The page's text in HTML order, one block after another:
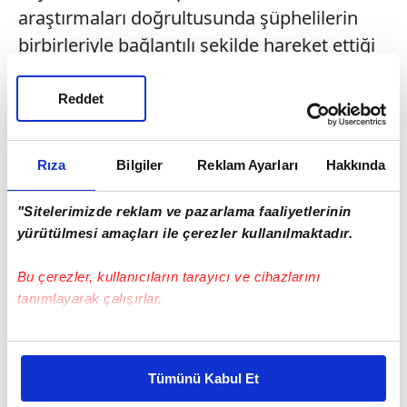
Rıza Bilgiler Reklam Ayarları Hakkında
"Sitelerimizde reklam ve pazarlama faaliyetlerinin
yürütülmesi amaçları ile çerezler kullanılmaktadır.
Bu çerezler, kullanıcıların tarayıcı ve cihazlarını
tanımlayarak çalışırlar.
Bu çerezlere izin vermeniz halinde sizlere özel
daha iyi reklam deneyimi yaşatabiliriz. Bunu yaparken
Tümünü Kabul Et
Reddet
araştırmaları doğrultusunda şüphelilerin
birbirleriyle bağlantılı şekilde hareket ettiği
belirlendi.